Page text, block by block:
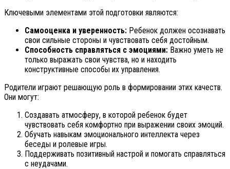
Ключевыми элементами этой подготовки являются:
Самооценка и уверенность: Ребенок должен осознавать
свои сильные стороны и чувствовать себя достойным.
Способность справляться с эмоциями: Важно уметь не
только выражать свои чувства, но и находить
конструктивные способы их управления.
Родители играют решающую роль в формировании этих качеств.
Они могут:
Создавать атмосферу, в которой ребенок будет
чувствовать себя комфортно при выражении своих эмоций.
Обучать навыкам эмоционального интеллекта через
беседы и ролевые игры.
Поддерживать позитивный настрой и помогать справляться
с неудачами.